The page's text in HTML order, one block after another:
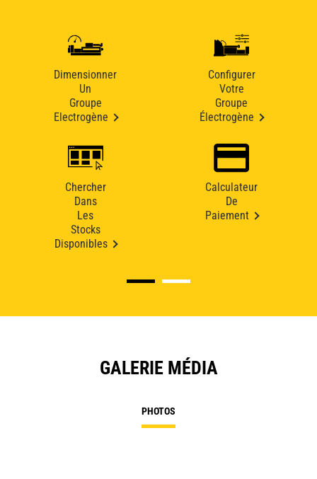
Dimensionner
Un
Groupe
Electrogène
Configurer
Votre
Groupe
Électrogène
Chercher
Dans
Les
Stocks
Disponibles
Calculateur
De
Paiement
GALERIE MÉDIA
PHOTOS